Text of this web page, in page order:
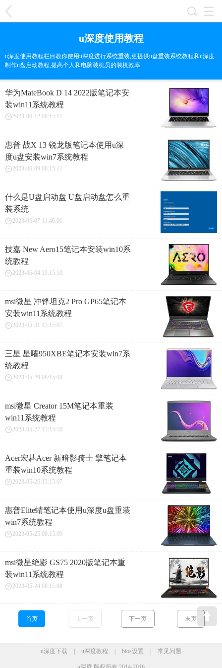
u深度使用教程
u深度使用教程栏目教你使用u深度进行系统重装,更提供u盘重装系统教程和u深度
制作u盘启动教程,提高个人和电脑装机员的装机效率
华为MateBook D 14 2022版笔记本安
装win11系统教程
2023-06-12 08:15:11
惠普 战X 13 锐龙版笔记本使用u深
度u盘安装win7系统教程
2023-06-09 08:15:11
什么是U盘启动盘 U盘启动盘怎么重
装系统
2023-06-07 11:46:06
技嘉 New Aero15笔记本安装win10系
统教程
2023-06-04 13:15:10
msi微星 冲锋坦克2 Pro GP65笔记本
安装win11系统教程
2023-05-31 13:15:07
三星 星曜950XBE笔记本安装win7系
统教程
2023-05-29 08:15:08
msi微星 Creator 15M笔记本重装
win11系统教程
2023-05-27 13:15:10
Acer宏碁Acer 新暗影骑士 擎笔记本
重装win10系统教程
2023-05-26 13:15:07
惠普Elite蜻笔记本使用u深度u盘重装
win7系统教程
2023-05-25 08:15:09
msi微星绝影 GS75 2020版笔记本重
装win11系统教程
2023-05-24 08:15:08
首页 上一页 下一页 末页
u深度下载 u深度教程 bios设置 常见问题